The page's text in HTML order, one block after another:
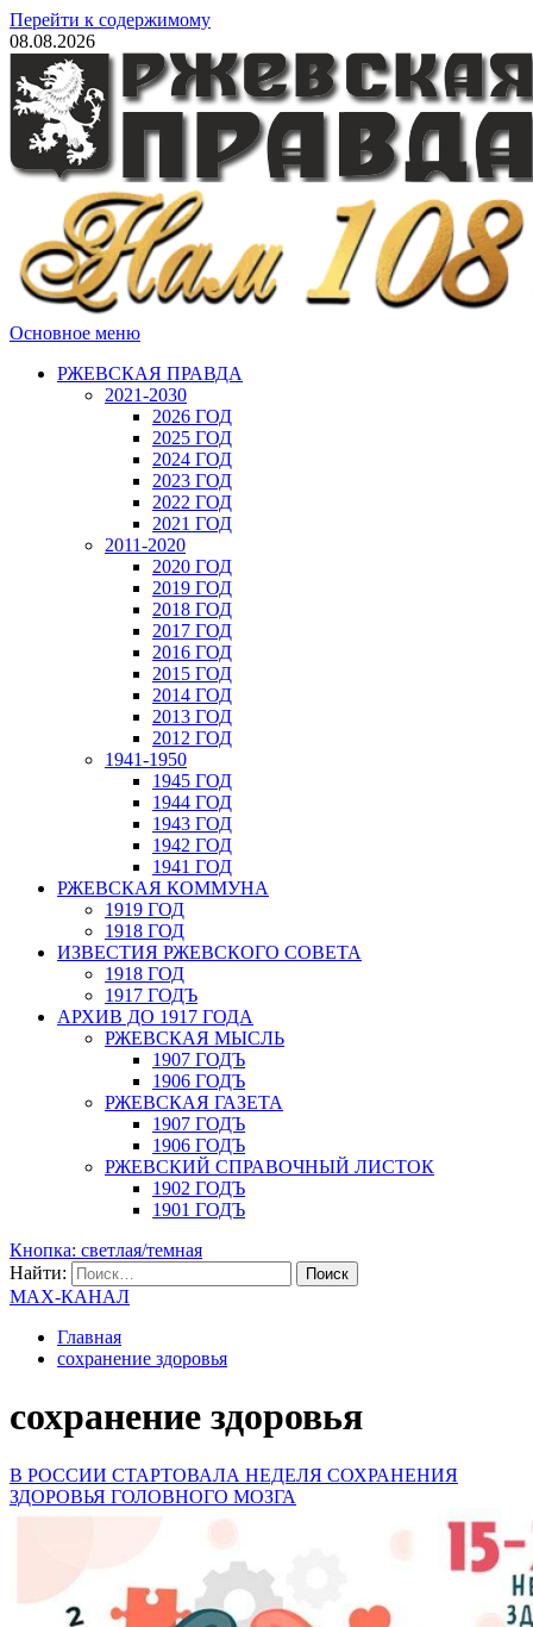
Перейти к содержимому
08.08.2026
Основное меню
РЖЕВСКАЯ ПРАВДА
2021-2030
2026 ГОД
2025 ГОД
2024 ГОД
2023 ГОД
2022 ГОД
2021 ГОД
2011-2020
2020 ГОД
2019 ГОД
2018 ГОД
2017 ГОД
2016 ГОД
2015 ГОД
2014 ГОД
2013 ГОД
2012 ГОД
1941-1950
1945 ГОД
1944 ГОД
1943 ГОД
1942 ГОД
1941 ГОД
РЖЕВСКАЯ КОММУНА
1919 ГОД
1918 ГОД
ИЗВЕСТИЯ РЖЕВСКОГО СОВЕТА
1918 ГОД
1917 ГОДЪ
АРХИВ ДО 1917 ГОДА
РЖЕВСКАЯ МЫСЛЬ
1907 ГОДЪ
1906 ГОДЪ
РЖЕВСКАЯ ГАЗЕТА
1907 ГОДЪ
1906 ГОДЪ
РЖЕВСКИЙ СПРАВОЧНЫЙ ЛИСТОК
1902 ГОДЪ
1901 ГОДЪ
Кнопка: светлая/темная
Найти:
MAX-КАНАЛ
Главная
сохранение здоровья
сохранение здоровья
В РОССИИ СТАРТОВАЛА НЕДЕЛЯ СОХРАНЕНИЯ
ЗДОРОВЬЯ ГОЛОВНОГО МОЗГА